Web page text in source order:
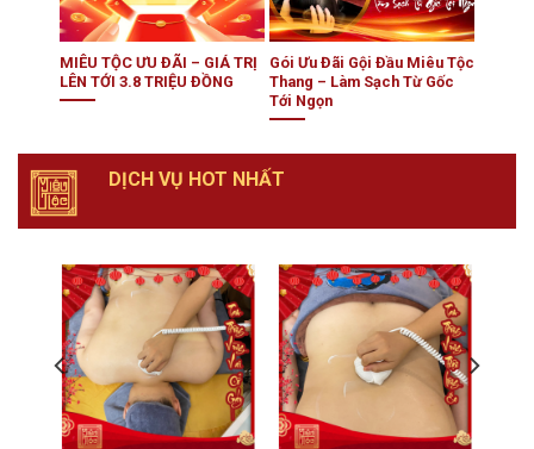
MIÊU TỘC ƯU ĐÃI – GIÁ TRỊ
LÊN TỚI 3.8 TRIỆU ĐỒNG
Gói Ưu Đãi Gội Đầu Miêu Tộc
Thang – Làm Sạch Từ Gốc
Tới Ngọn
DỊCH VỤ HOT NHẤT